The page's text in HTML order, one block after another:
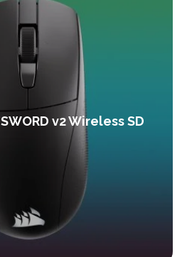
v2 Wireless SD